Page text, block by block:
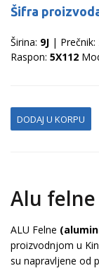
Šifra
Širina: 9J | Prečnik:
Raspon: 5X112
DODAJ U KORPU
Alu
ALU Felne
proizvodnjom u
su napravljene od